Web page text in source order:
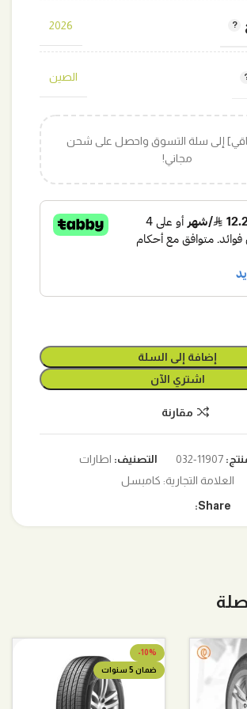
2026
الصين
إلى سلة التسوق واحصل على شحن
مجاني!
إضافة إلى السلة
اشتري الآن
مقارنة
11907-032 التصنيف: اطارات
العلامة التجارية: كامبسل
Share:
-10%
ضمان 5 سنوات